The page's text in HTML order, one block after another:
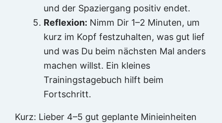
und der Spaziergang positiv endet.
Reflexion: Nimm Dir 1–2 Minuten, um
kurz im Kopf festzuhalten, was gut lief
und was Du beim nächsten Mal anders
machen willst. Ein kleines
Trainingstagebuch hilft beim
Fortschritt.
Kurz: Lieber 4–5 gut geplante Minieinheiten